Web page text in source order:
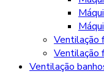
Ventilação
Ventilação
Ventilação